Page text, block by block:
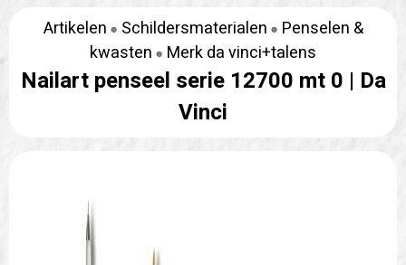
Artikelen Schildersmaterialen
Penselen &
kwasten
Merk da vinci+talens
Nailart penseel serie 12700 mt 0 | Da
Vinci